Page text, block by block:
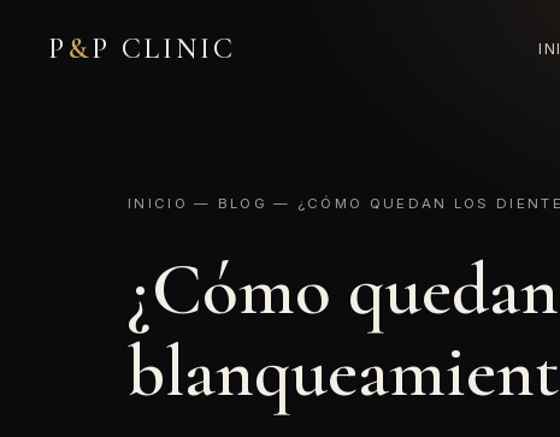
P &P CLINIC
INICIO — BLOG — ¿CÓMO QUEDAN LOS
¿Cómo